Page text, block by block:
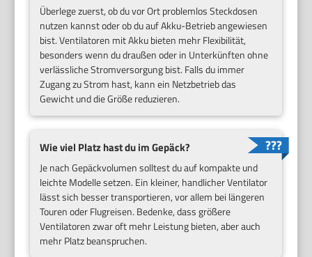
Überlege zuerst, ob du vor Ort problemlos Steckdosen
nutzen kannst oder ob du auf Akku-Betrieb angewiesen
bist. Ventilatoren mit Akku bieten mehr Flexibilität,
besonders wenn du draußen oder in Unterkünften ohne
verlässliche Stromversorgung bist. Falls du immer
Zugang zu Strom hast, kann ein Netzbetrieb das
Gewicht und die Größe reduzieren.
Wie viel Platz hast du im Gepäck?
Je nach Gepäckvolumen solltest du auf kompakte und
leichte Modelle setzen. Ein kleiner, handlicher Ventilator
lässt sich besser transportieren, vor allem bei längeren
Touren oder Flugreisen. Bedenke, dass größere
Ventilatoren zwar oft mehr Leistung bieten, aber auch
mehr Platz beanspruchen.